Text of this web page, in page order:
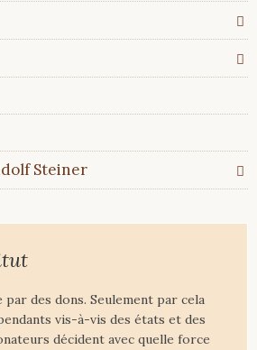
Steiner
des dons. Seulement par cela
vis-à-vis des états et des
décident avec quelle force